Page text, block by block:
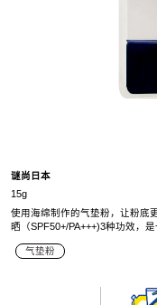
谜尚日本
15g
使用海绵制作的气垫粉，让粉底
晒（SPF50+/PA+++)3种功效，
气垫粉